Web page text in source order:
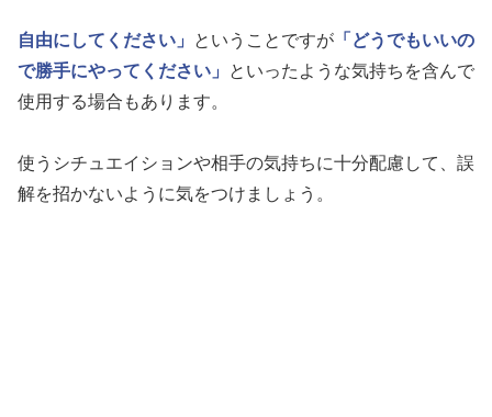
自由にしてください」 ということですが 「どうでもいいの
で勝手にやってください」
といったような気持ちを含んで
使用する場合もあります。
使うシチュエイションや相手の気持ちに十分配慮して、誤
解を招かないように気をつけましょう。